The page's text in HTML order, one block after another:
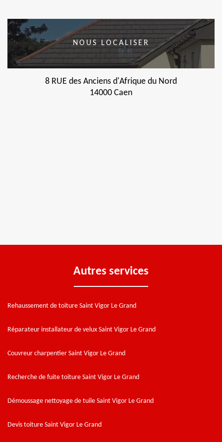
NOUS LOCALISER
8 RUE des Anciens d'Afrique du Nord
14000 Caen
Autres services
Rehaussement de toiture Saint Vigor Le Grand
Réparateur installateur de velux Saint Vigor Le Grand
Couvreur charpentier Saint Vigor Le Grand
Recherche de fuite toiture Saint Vigor Le Grand
Démoussage nettoyage de tuile Saint Vigor Le Grand
Devis toiture Saint Vigor Le Grand